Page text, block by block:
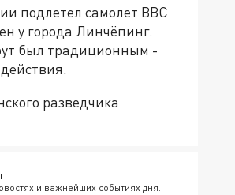
подлетел самолет ВВС
у города Линчёпинг.
был традиционным -
разведчика
и важнейших событиях дня.